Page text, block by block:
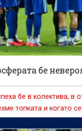
бе
бе в колектива, в
топката и когато се